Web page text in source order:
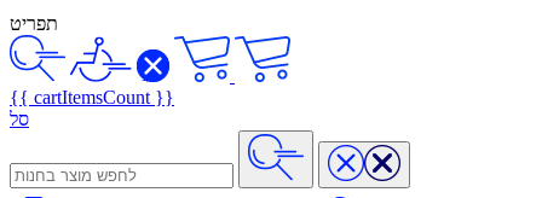
תפריט
{{ cartItemsCount }}
סל